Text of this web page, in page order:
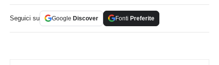
Seguici su Google Discover Fonti Preferite